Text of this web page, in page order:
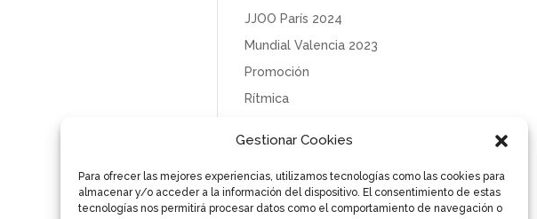
Gestionar Cookies
Para ofrecer las mejores experiencias, utilizamos tecnologías como las cookies para
almacenar y/o acceder a la información del dispositivo. El consentimiento de estas
tecnologías nos permitirá procesar datos como el comportamiento de navegación o
JJOO París 2024
Mundial Valencia 2023
Promoción
Rítmica
Tecnificación
Uncategorized